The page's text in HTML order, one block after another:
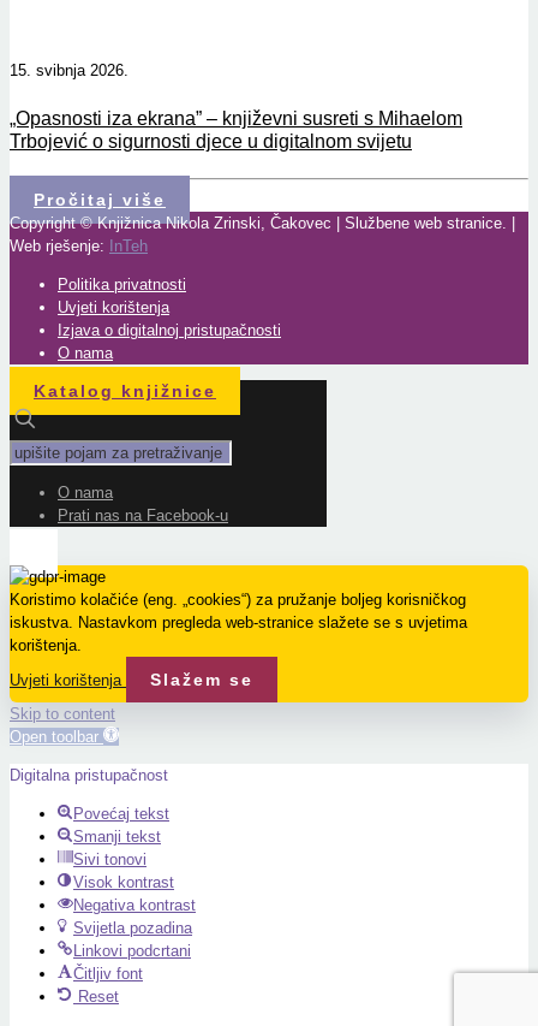
15. svibnja 2026.
„Opasnosti iza ekrana” – književni susreti s Mihaelom
Trbojević o sigurnosti djece u digitalnom svijetu
Pročitaj više
Copyright © Knjižnica Nikola Zrinski, Čakovec | Službene web stranice. |
Web rješenje: InTeh
Politika privatnosti
Uvjeti korištenja
Izjava o digitalnoj pristupačnosti
O nama
Katalog knjižnice
O nama
Prati nas na Facebook-u
Koristimo kolačiće (eng. „cookies“) za pružanje boljeg korisničkog
iskustva. Nastavkom pregleda web-stranice slažete se s uvjetima
korištenja.
Uvjeti korištenja
Slažem se
Skip to content
Open toolbar
Digitalna pristupačnost
Povećaj tekst
Smanji tekst
Sivi tonovi
Visok kontrast
Negativa kontrast
Svijetla pozadina
Linkovi podcrtani
Čitljiv font
Reset